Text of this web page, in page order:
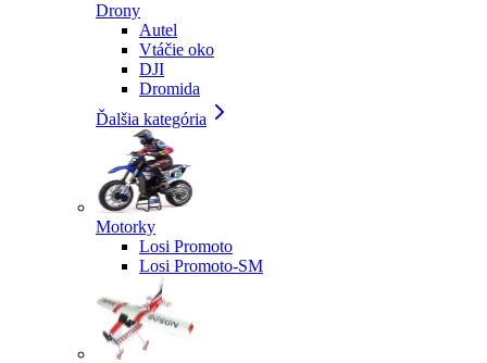
Drony
Autel
Vtáčie oko
DJI
Dromida
Ďalšia kategória
Motorky
Losi Promoto
Losi Promoto-SM